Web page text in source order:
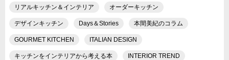
リアルキッチン＆インテリア オーダーキッチン
デザインキッチン Days＆Stories 本間美紀のコラム
GOURMET KITCHEN ITALIAN DESIGN
キッチンをインテリアから考える本 INTERIOR TREND